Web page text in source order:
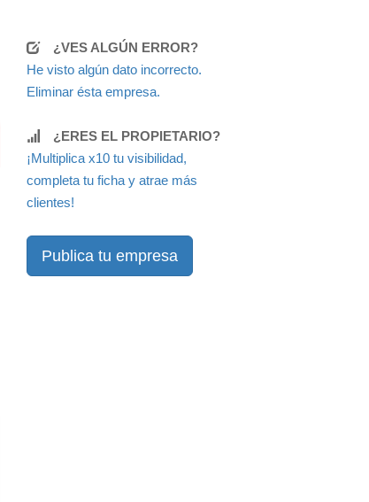
¿VES ALGÚN ERROR?
He visto algún dato incorrecto.
Eliminar ésta empresa.
¿ERES EL PROPIETARIO?
¡Multiplica x10 tu visibilidad,
completa tu ficha y atrae más
clientes!
Publica tu empresa